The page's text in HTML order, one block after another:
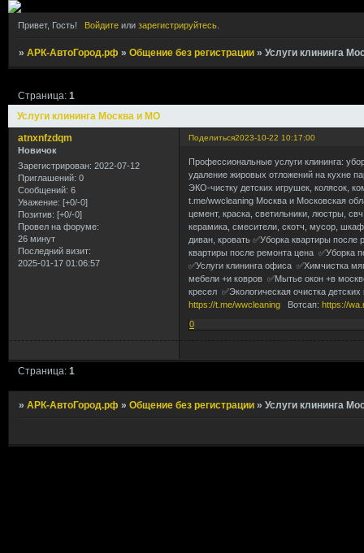
Привет, Гость! Войдитеили зарегистрируйтесь.
»АРК-АвтоГород.рф »Общение без регистрации »Услуги клининга
Услуги клининга Москва и МО
Страница:1
Поделиться2023-10-22 10:17:00
atnxnfzdqm
Новичок
Зарегистрирован: 2022-07-12
Приглашений: 0
Сообщений: 6
Уважение: [+0/-0]
Позитив: [+0/-0]
Провел на форуме:
26 минут
Последний визит:
2025-01-17 01:06:57
Профессиональные услуги клининга:
удаление жировых отложений на кухне
ЭКО-чистку детских игрушек, колясок,
t.me/wwcleaning Москва и Московская
цемент, краска, светильники, люстры,
керамика, смесители, скотч, мусор,
диван, кровать ✅Уборка квартиры
квартиры после ремонта цена ✅Уборка
✅Услуги клининга офиса ✅Химчистка
мебели +и ковров ✅Мытье окон +в
кресел ✅Экологическая очистка
https://t.me/wwcleaning Вотсап:https://
0
Страница:1
»АРК-АвтоГород.рф »Общение без регистрации »Услуги клининга